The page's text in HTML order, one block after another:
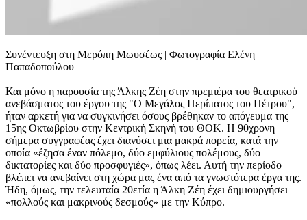
Συνέντευξη στη Μερόπη Μωυσέως | Φωτογραφία Ελένη
Παπαδοπούλου
Και μόνο η παρουσία της Άλκης Ζέη στην πρεμιέρα του θεατρικού
ανεβάσματος του έργου της "Ο Μεγάλος Περίπατος του Πέτρου",
ήταν αρκετή για να συγκινήσει όσους βρέθηκαν το απόγευμα της
15ης Οκτωβρίου στην Κεντρική Σκηνή του ΘΟΚ. Η 90χρονη
σήμερα συγγραφέας έχει διανύσει μια μακρά πορεία, κατά την
οποία «έζησα έναν πόλεμο, δύο εμφύλιους πολέμους, δύο
δικτατορίες και δύο προσφυγιές», όπως λέει. Αυτή την περίοδο
βλέπει να ανεβαίνει στη χώρα μας ένα από τα γνωστότερα έργα της.
Ήδη, όμως, την τελευταία 20ετία η Άλκη Ζέη έχει δημιουργήσει
«πολλούς και μακρινούς δεσμούς» με την Κύπρο.